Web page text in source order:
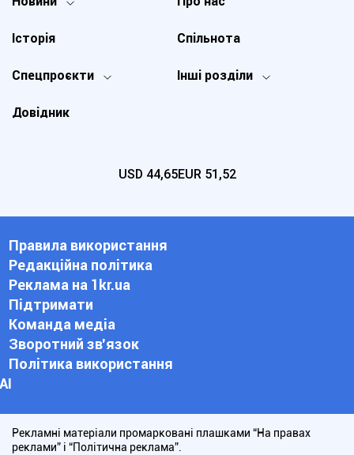
Спецпроєкти Інші розділи
Історія
Довідник
Спільнота
USD 44,65EUR 51,52
Правила використання
Редакційна політика
Реклама на 1kr.ua
Підтримати
Команда медіа
Зворотний зв'язок
Політика використання
АІ
Рекламні матеріали промарковані плашками “На правах
реклами” і “Політична реклама”.